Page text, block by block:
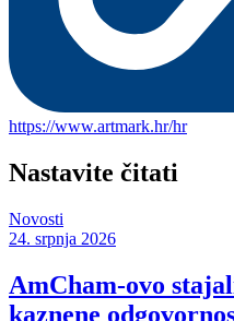
https://www.artmark.hr/hr
Nastavite čitati
Novosti
24. srpnja 2026
AmCham-ovo
kaznene